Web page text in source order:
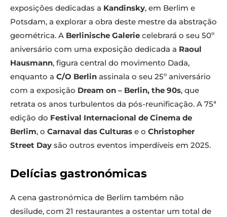
exposições dedicadas a Kandinsky, em Berlim e
Potsdam, a explorar a obra deste mestre da abstração
geométrica. A Berlinische Galerie celebrará o seu 50º
aniversário com uma exposição dedicada a Raoul
Hausmann, figura central do movimento Dada,
enquanto a C/O Berlin assinala o seu 25º aniversário
com a exposição Dream on – Berlin, the 90s, que
retrata os anos turbulentos da pós-reunificação. A 75ª
edição do Festival Internacional de Cinema de
Berlim, o Carnaval das Culturas e o Christopher
Street Day são outros eventos imperdíveis em 2025.
Delícias gastronómicas
A cena gastronómica de Berlim também não
desilude, com 21 restaurantes a ostentar um total de